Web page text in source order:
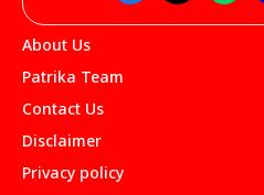
About Us
Patrika Team
Contact Us
Disclaimer
Privacy policy